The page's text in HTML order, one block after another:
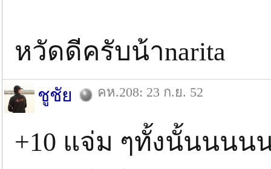
หวัดดีครับน้าnarita
ชูชัย คห.208: 23 ก.ย. 52
+10 แจ่ม ๆทั้งนั้นนนน